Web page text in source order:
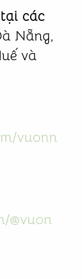
các
Nẵng,
và
vuonn
@vuon